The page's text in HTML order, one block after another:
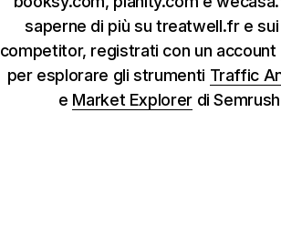
saperne di più su treatwell.fr e
competitor, registrati con un
per esplorare gli strumenti Traffic
e Market Explorerdi